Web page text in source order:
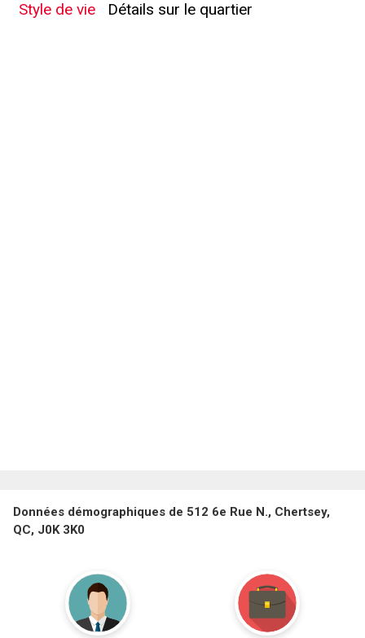
Style de vie Détails sur le quartier
Données démographiques de 512 6e Rue N., Chertsey,
QC, J0K 3K0